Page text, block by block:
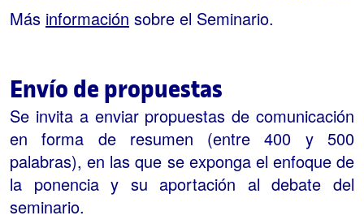
Más información sobre el Seminario.
Envío de propuestas
Se invita a enviar propuestas de comunicación
en forma de resumen (entre 400 y 500
palabras), en las que se exponga el enfoque de
la ponencia y su aportación al debate del
seminario.